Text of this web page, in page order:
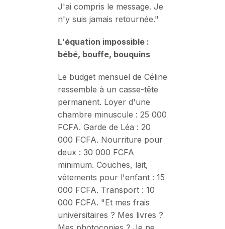
J'ai compris le message. Je
n'y suis jamais retournée."
L'équation impossible :
bébé, bouffe, bouquins
Le budget mensuel de Céline
ressemble à un casse-tête
permanent. Loyer d'une
chambre minuscule : 25 000
FCFA. Garde de Léa : 20
000 FCFA. Nourriture pour
deux : 30 000 FCFA
minimum. Couches, lait,
vêtements pour l'enfant : 15
000 FCFA. Transport : 10
000 FCFA. "Et mes frais
universitaires ? Mes livres ?